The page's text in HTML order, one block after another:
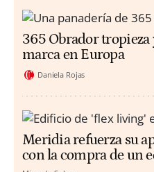
365 Obrador
marca en Europa
Daniela Rojas
Meridia refuerza su
con la compra de un